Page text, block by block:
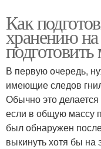
Как
хранению
В первую очередь,
имеющие следов
Обычно это
если в общую массу
был обнаружен
выкинуть хотя бы на